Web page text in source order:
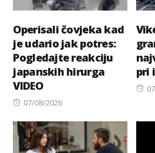
Operisali čovjeka kad
je udario jak potres:
Pogledajte reakciju
japanskih hirurga
VIDEO
Posted
07/08/2026
pri